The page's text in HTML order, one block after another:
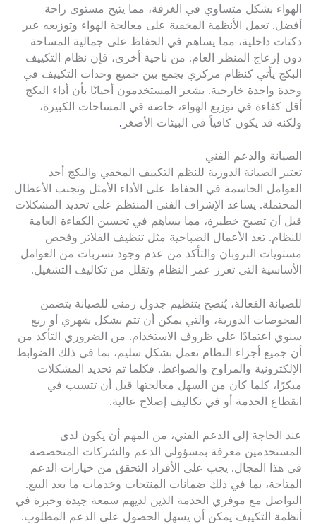
الهواء بشكل متساوي في الغرفة، مما يتيح مستوى راحة
أفضل. تعمل الأنظمة المخفية على معالجة الهواء وتوزيعه عبر
دكتات داخلية، مما يساهم في الحفاظ على جمالية المساحة
دون إزعاج المنظر العام. من ناحية أخرى، فإن نظام التكييف
البكج يأتي كنظام مركزي يجمع بين جميع وحدات التكييف في
وحدة واحدة خارجية. يشعر المستخدمون أحيانًا بأن أداء البكج
أقل كفاءة في توزيع الهواء، خاصة في المساحات الكبيرة،
ولكنه قد يكون كافياً في البيئات الأصغر .
الصيانة والدعم الفني
تعتبر الصيانة الدورية للنظم التكييف المخفي والبكج أحد
العوامل الحاسمة في الحفاظ على الأداء الأمثل وتجنب الأعطال
المحتملة. يساعد الإشراف الفني المنتظم على تحديد المشكلات
قبل أن تصبح خطيرة، مما يساهم في تحسين الكفاءة العامة
للنظام. تعد الأعمال الصباحية مثل تنظيف الفلاتر وفحص
مستويات البروبان والتأكد من عدم وجود تسربات من العوامل
الأساسية التي تعزز عمر النظام وتقلل من تكاليف التشغيل.
للصيانة الفعالة، يُنصح بتنظيم جدول زمني للصيانة يتضمن
الفحوصات الدورية، والتي يمكن أن تتم بشكل شهري أو ربع
سنوي اعتمادًا على ظروف الاستخدام. من الضروري التأكد من
أن جميع أجزاء النظام تعمل بشكل سليم، بما في ذلك الضوابط
الإلكترونية والمراوح والضواغط. فكلما تم تحديد المشكلات
مبكرًا، كلما كان من السهل معالجتها قبل أن تتسبب في
انقطاع الخدمة أو في تكاليف إصلاح عالية.
عند الحاجة إلى الدعم الفني، من المهم أن يكون لدى
المستخدمين معرفة بمسؤولي الدعم والشركات المتخصصة
في هذا المجال. يجب على الأفراد التحقق من خيارات الدعم
المتاحة، بما في ذلك ضمانات المنتجات وخدمات ما بعد البيع.
التواصل مع موفري الخدمة الذين لديهم سمعة جيدة وخبرة في
أنظمة التكييف يمكن أن يسهل الحصول على الدعم المطلوب.